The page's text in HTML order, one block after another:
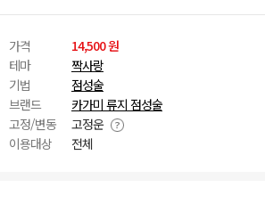
가격
14,500 원
테마
짝사랑
기법
점성술
브랜드
카가미 류지 점성술
고정/변동
고정운
이용대상
전체